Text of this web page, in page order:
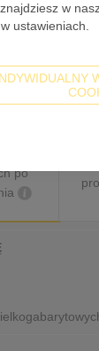
w
ustawieniach.
po